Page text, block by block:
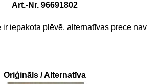
Art.-Nr. 96691802
ir iepakota plēvē, alternatīvas prece nav
Oriģināls / Alternatīva